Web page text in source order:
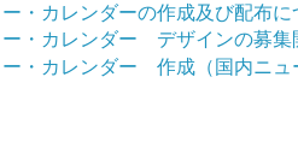
・カレンダーの作成及び配布に
・カレンダー デザインの募集
・カレンダー 作成（国内ニュ